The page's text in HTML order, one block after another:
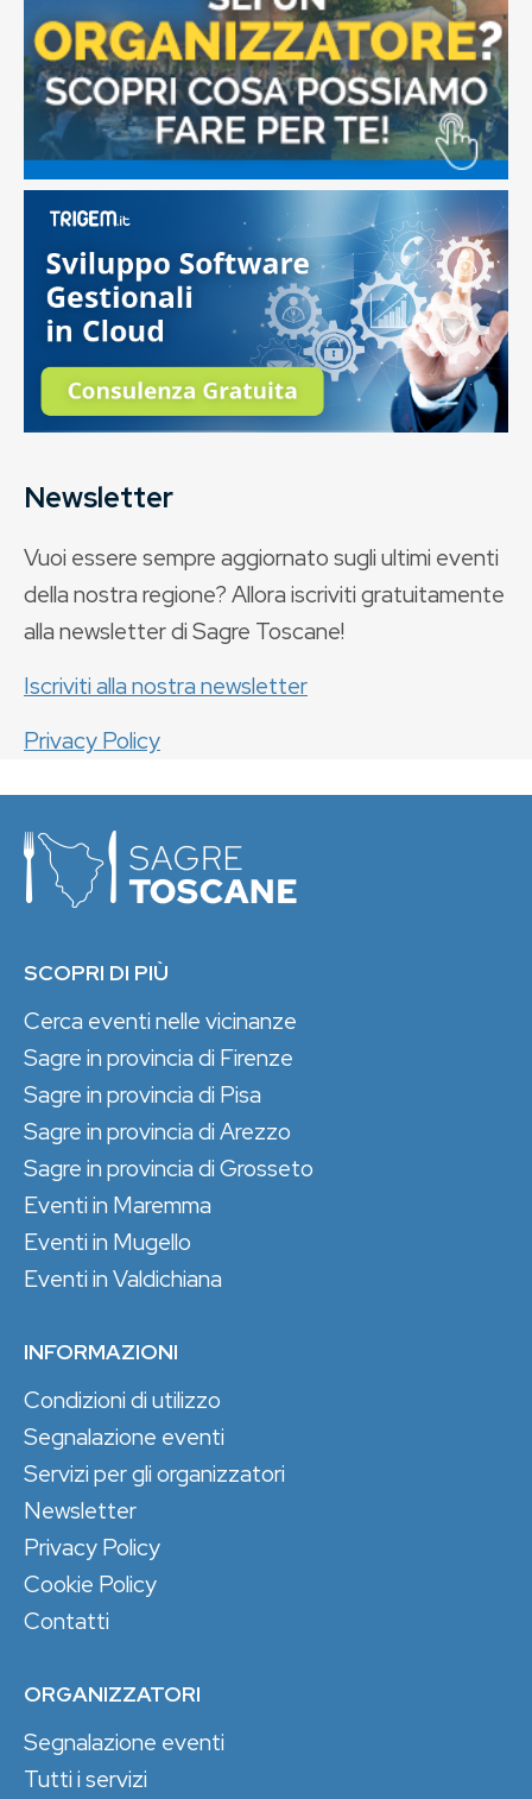
Newsletter
Vuoi essere sempre aggiornato sugli ultimi eventi
della nostra regione? Allora iscriviti gratuitamente
alla newsletter di Sagre Toscane!
Iscriviti alla nostra newsletter
Privacy Policy
SCOPRI DI PIÙ
Cerca eventi nelle vicinanze
Sagre in provincia di Firenze
Sagre in provincia di Pisa
Sagre in provincia di Arezzo
Sagre in provincia di Grosseto
Eventi in Maremma
Eventi in Mugello
Eventi in Valdichiana
INFORMAZIONI
Condizioni di utilizzo
Segnalazione eventi
Servizi per gli organizzatori
Newsletter
Privacy Policy
Cookie Policy
Contatti
ORGANIZZATORI
Segnalazione eventi
Tutti i servizi